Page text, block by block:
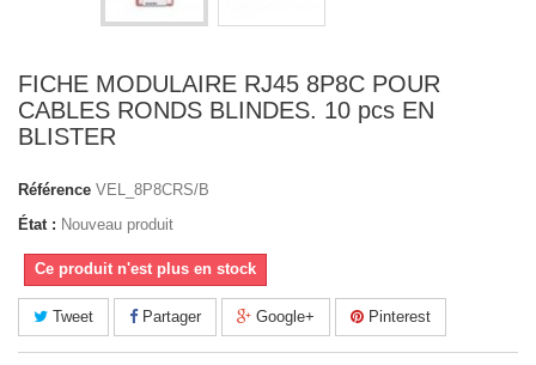
FICHE MODULAIRE RJ45 8P8C POUR
CABLES RONDS BLINDES. 10 pcs EN
BLISTER
Référence VEL_8P8CRS/B
État : Nouveau produit
Ce produit n'est plus en stock
Tweet Partager Google+ Pinterest